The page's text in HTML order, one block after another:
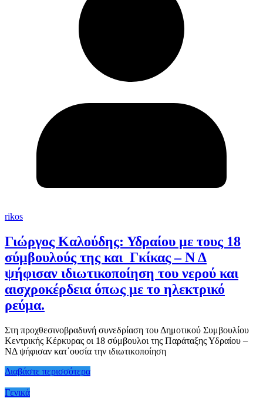
rikos
Γιώργος Καλούδης: Υδραίου με τους 18
σύμβουλούς της και Γκίκας – Ν Δ
ψήφισαν ιδιωτικοποίηση του νερού και
αισχροκέρδεια όπως με το ηλεκτρικό
ρεύμα.
Στη προχθεσινοβραδυνή συνεδρίαση του Δημοτικού Συμβουλίου
Κεντρικής Κέρκυρας οι 18 σύμβουλοι της Παράταξης Υδραίου –
ΝΔ ψήφισαν κατ΄ουσία την ιδιωτικοποίηση
Διαβάστε περισσότερα
Γενικά